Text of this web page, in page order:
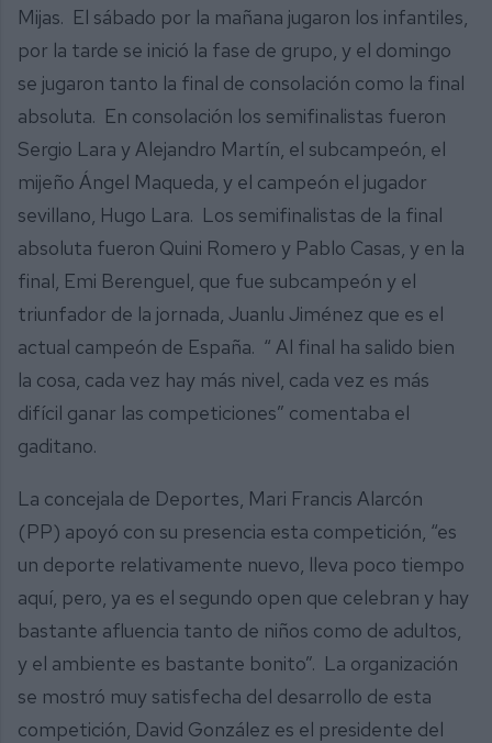
Mijas. El sábado por la mañana jugaron los infantiles,
por la tarde se inició la fase de grupo, y el domingo
se jugaron tanto la final de consolación como la final
absoluta. En consolación los semifinalistas fueron
Sergio Lara y Alejandro Martín, el subcampeón, el
mijeño Ángel Maqueda, y el campeón el jugador
sevillano, Hugo Lara. Los semifinalistas de la final
absoluta fueron Quini Romero y Pablo Casas, y en la
final, Emi Berenguel, que fue subcampeón y el
triunfador de la jornada, Juanlu Jiménez que es el
actual campeón de España. “ Al final ha salido bien
la cosa, cada vez hay más nivel, cada vez es más
difícil ganar las competiciones” comentaba el
gaditano.
La concejala de Deportes, Mari Francis Alarcón
(PP) apoyó con su presencia esta competición, “es
un deporte relativamente nuevo, lleva poco tiempo
aquí, pero, ya es el segundo open que celebran y hay
bastante afluencia tanto de niños como de adultos,
y el ambiente es bastante bonito”. La organización
se mostró muy satisfecha del desarrollo de esta
competición, David González es el presidente del